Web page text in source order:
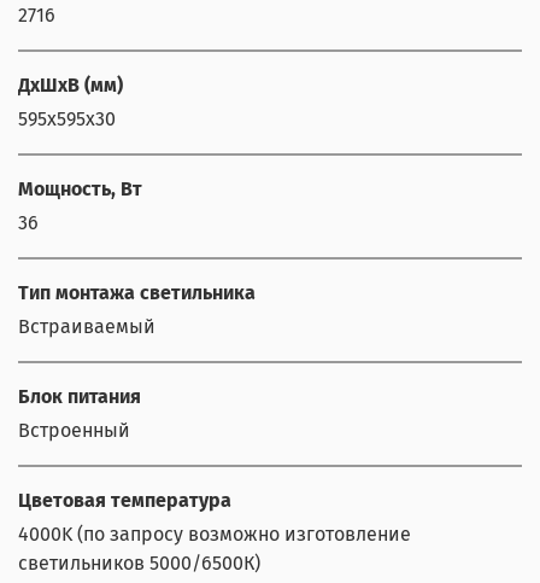
2716
ДхШхВ (мм)
595x595x30
Мощность, Вт
36
Тип монтажа светильника
Встраиваемый
Блок питания
Встроенный
Цветовая температура
4000K (по запросу возможно изготовление
светильников 5000/6500К)